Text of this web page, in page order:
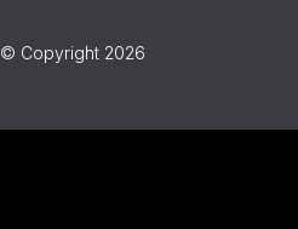
© Copyright 2026